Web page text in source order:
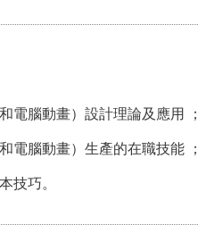
電腦動畫）設計理論及應用
電腦動畫）生產的在職技能
技巧。